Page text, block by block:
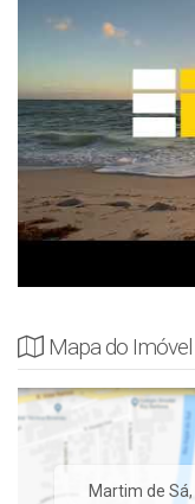
Mapa do Imóvel
Martim de Sá,